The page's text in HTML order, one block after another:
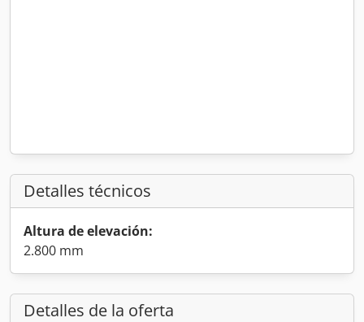
Detalles técnicos
Altura de elevación:
2.800 mm
Detalles de la oferta